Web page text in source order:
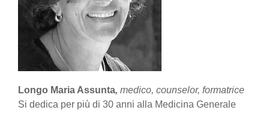
Longo Maria Assunta, medico, counselor, formatrice
Si dedica per più di 30 anni alla Medicina Generale